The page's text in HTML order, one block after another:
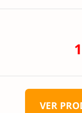
VER